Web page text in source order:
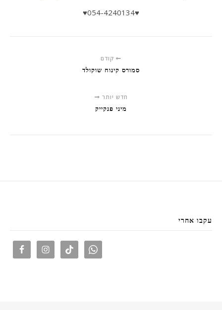
♥054-4240134♥
קודם
סמורס קינוח שוקולד
חדש יותר
מיני פנקייק
עקבו אחרי